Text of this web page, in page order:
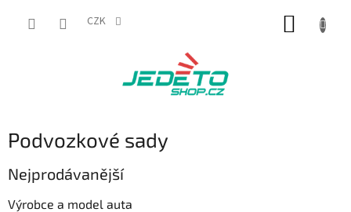
CZK
Podvozkové sady
Nejprodávanější
Výrobce a model auta